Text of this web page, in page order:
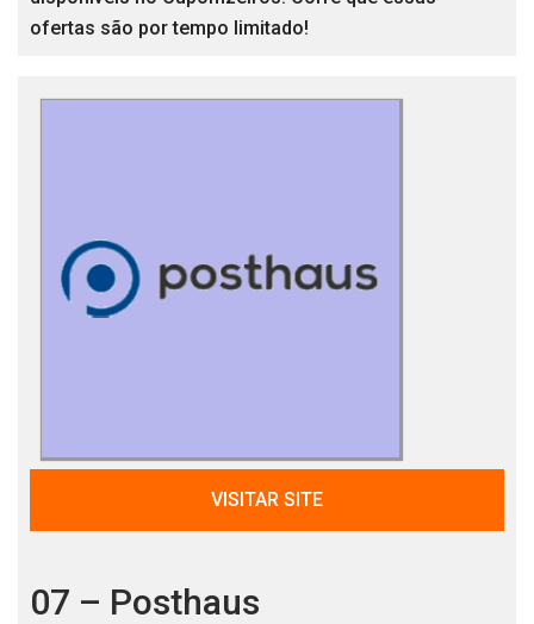
ofertas são por tempo limitado!
VISITAR SITE
07 – Posthaus